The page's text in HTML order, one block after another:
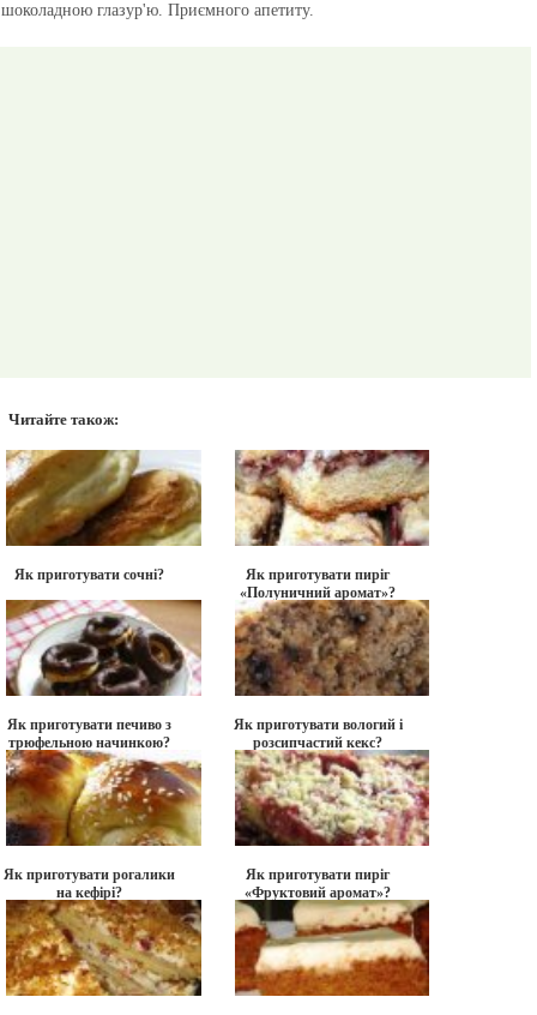
шоколадною глазур'ю. Приємного апетиту.
Читайте також:
Як приготувати сочні?
Як приготувати пиріг
«Полуничний аромат»?
Як приготувати печиво з
трюфельною начинкою?
Як приготувати вологий і
розсипчастий кекс?
Як приготувати рогалики
на кефірі?
Як приготувати пиріг
«Фруктовий аромат»?